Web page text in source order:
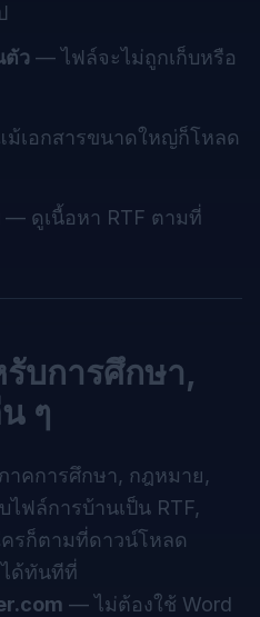
ตัว — ไฟล์จะไม่ถูกเก็บหรือ
เอกสารขนาดใหญ่ก็โหลด
— ดูเนื้อหา RTF ตามที่
รับการศึกษา,
ๆ
าคการศึกษา, กฎหมาย,
ฟล์การบ้านเป็น RTF,
รก็ตามที่ดาวน์โหลด
ได้ทันทีที่
— ไม่ต้องใช้ Word